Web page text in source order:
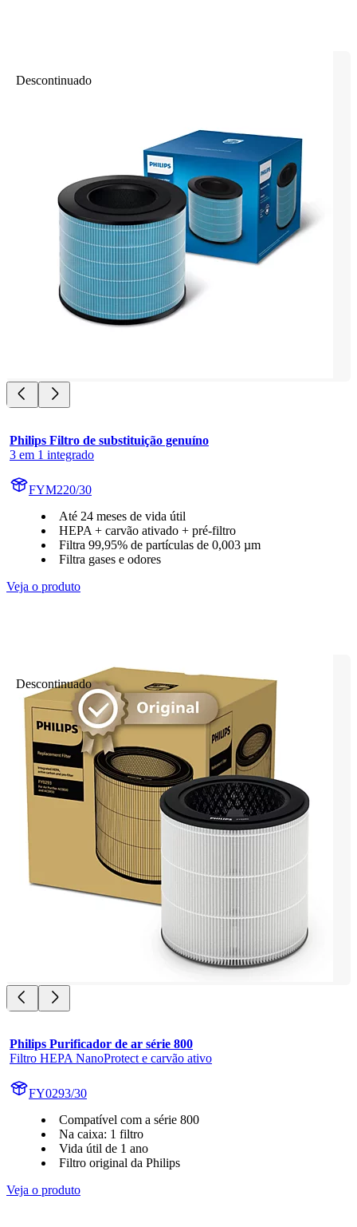
Descontinuado
Philips Filtro de substituição genuíno
3 em 1 integrado
FYM220/30
Até 24 meses de vida útil
HEPA + carvão ativado + pré-filtro
Filtra 99,95% de partículas de 0,003 µm
Filtra gases e odores
Veja o produto
Descontinuado
Philips Purificador de ar série 800
Filtro HEPA NanoProtect e carvão ativo
FY0293/30
Compatível com a série 800
Na caixa: 1 filtro
Vida útil de 1 ano
Filtro original da Philips
Veja o produto